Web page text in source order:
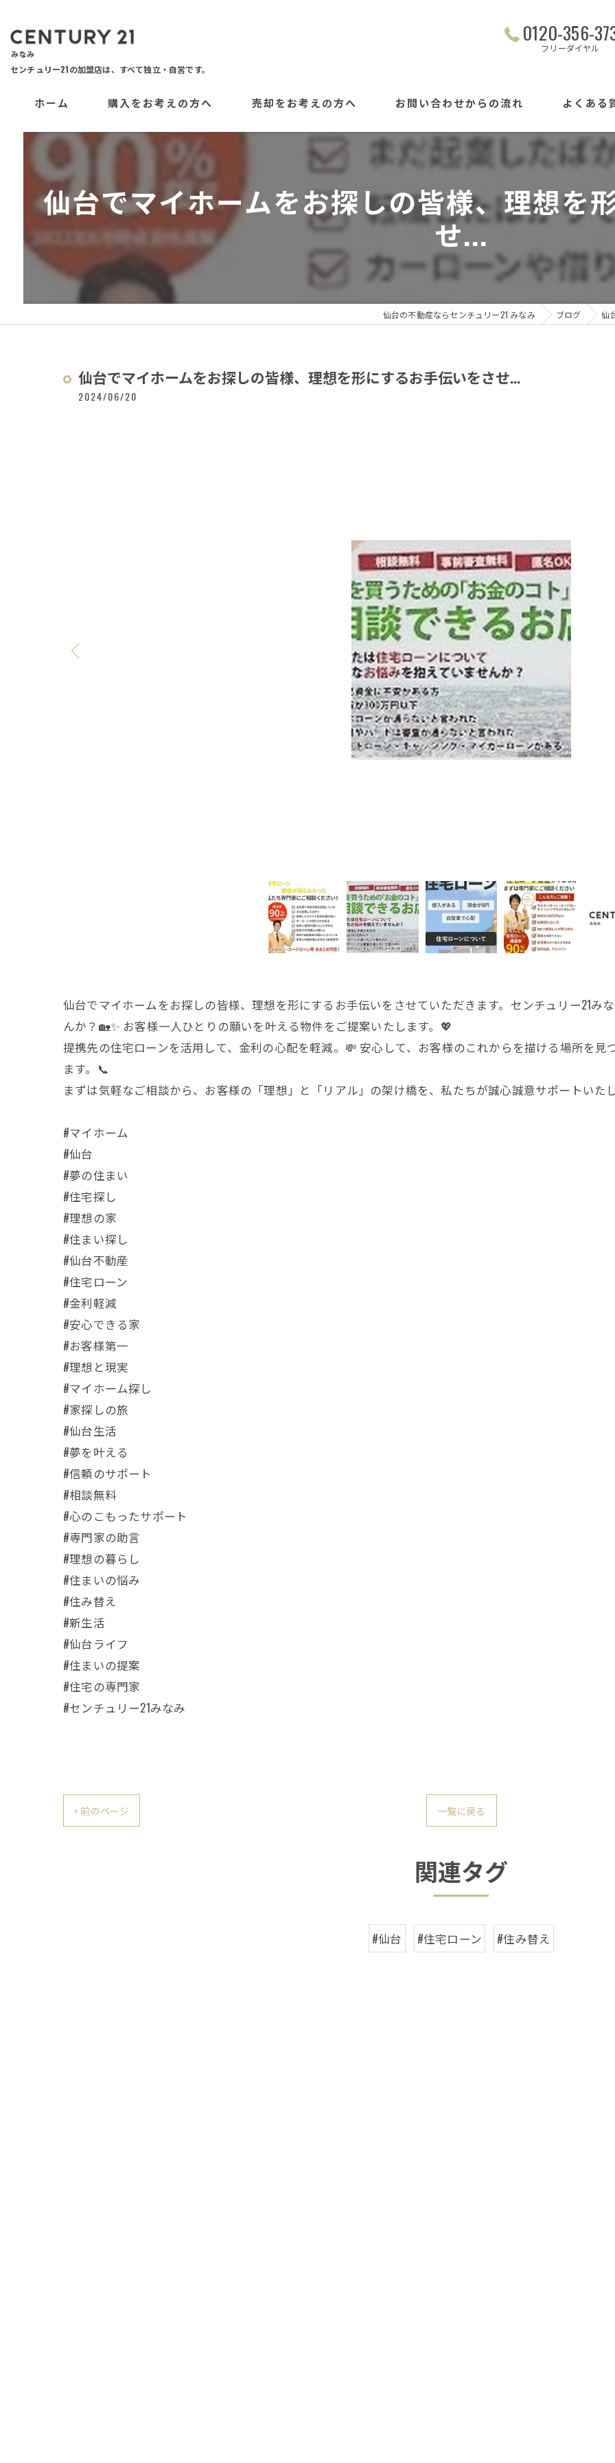
0120-356-
フリーダイヤル
ホーム 購入をお考えの方へ 売却をお考えの方へ お問い合わせからの流れ よくある
仙台でマイホームをお探しの皆様、理想を
せ...
仙台の不動産ならセンチュリー21 みなみ ブログ 仙
仙台でマイホームをお探しの皆様、理想を形にするお手伝いをさせ...
2024/06/20
仙台でマイホームをお探しの皆様、理想を形にするお手伝いをさせていただきます。センチュリー21み
んか？🏡✨ お客様一人ひとりの願いを叶える物件をご提案いたします。💖
提携先の住宅ローンを活用して、金利の心配を軽減。💸 安心して、お客様のこれからを描ける場所を見
ます。📞
まずは気軽なご相談から、お客様の「理想」と「リアル」の架け橋を、私たちが誠心誠意サポートいた
#マイホーム
#仙台
#夢の住まい
#住宅探し
#理想の家
#住まい探し
#仙台不動産
#住宅ローン
#金利軽減
#安心できる家
#お客様第一
#理想と現実
#マイホーム探し
#家探しの旅
#仙台生活
#夢を叶える
#信頼のサポート
#相談無料
#心のこもったサポート
#専門家の助言
#理想の暮らし
#住まいの悩み
#住み替え
#新生活
#仙台ライフ
#住まいの提案
#住宅の専門家
#センチュリー21みなみ
< 前のページ 一覧に戻る
関連タグ
#仙台 #住宅ローン #住み替え